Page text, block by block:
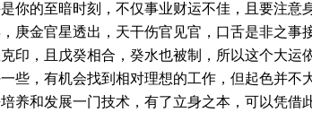
你的至暗时刻，不仅事业财运不佳，且要注意
庚金官星透出，天干伤官见官，口舌是非之事
，且戊癸相合，癸水也被制，所以这个大运
些，有机会找到相对理想的工作，但起色并不
养和发展一门技术，有了立身之本，可以凭